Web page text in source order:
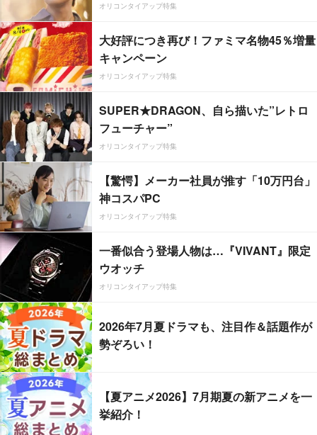
オリコンタイアップ特集
大好評につき再び！ファミマ名物45％増量
キャンペーン
オリコンタイアップ特集
SUPER★DRAGON、自ら描いた”レトロ
フューチャー”
オリコンタイアップ特集
【驚愕】メーカー社員が推す「10万円台」
神コスパPC
オリコンタイアップ特集
一番似合う登場人物は…『VIVANT』限定
ウオッチ
オリコンタイアップ特集
2026年7月夏ドラマも、注目作＆話題作が
勢ぞろい！
【夏アニメ2026】7月期夏の新アニメを一
挙紹介！